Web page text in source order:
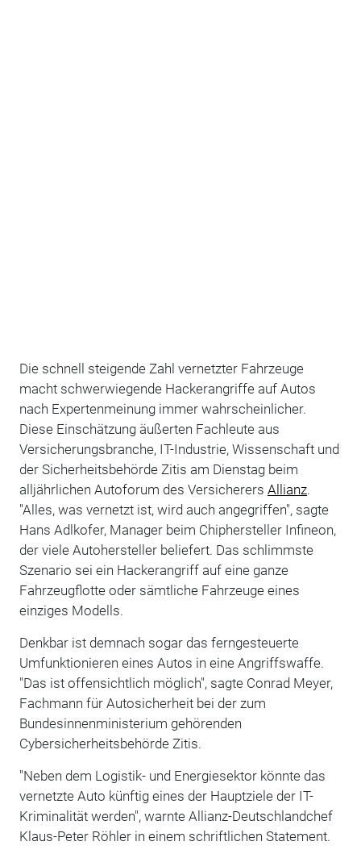
Die schnell steigende Zahl vernetzter Fahrzeuge
macht schwerwiegende Hackerangriffe auf Autos
nach Expertenmeinung immer wahrscheinlicher.
Diese Einschätzung äußerten Fachleute aus
Versicherungsbranche, IT-Industrie, Wissenschaft und
der Sicherheitsbehörde Zitis am Dienstag beim
alljährlichen Autoforum des Versicherers Allianz.
"Alles, was vernetzt ist, wird auch angegriffen", sagte
Hans Adlkofer, Manager beim Chiphersteller Infineon,
der viele Autohersteller beliefert. Das schlimmste
Szenario sei ein Hackerangriff auf eine ganze
Fahrzeugflotte oder sämtliche Fahrzeuge eines
einziges Modells.
Denkbar ist demnach sogar das ferngesteuerte
Umfunktionieren eines Autos in eine Angriffswaffe.
"Das ist offensichtlich möglich", sagte Conrad Meyer,
Fachmann für Autosicherheit bei der zum
Bundesinnenministerium gehörenden
Cybersicherheitsbehörde Zitis.
"Neben dem Logistik- und Energiesektor könnte das
vernetzte Auto künftig eines der Hauptziele der IT-
Kriminalität werden", warnte Allianz-Deutschlandchef
Klaus-Peter Röhler in einem schriftlichen Statement.